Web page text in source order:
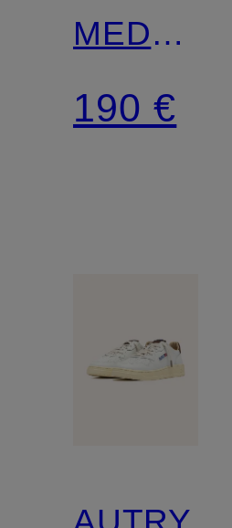
MEDALIST
LOW
WOM
190 €